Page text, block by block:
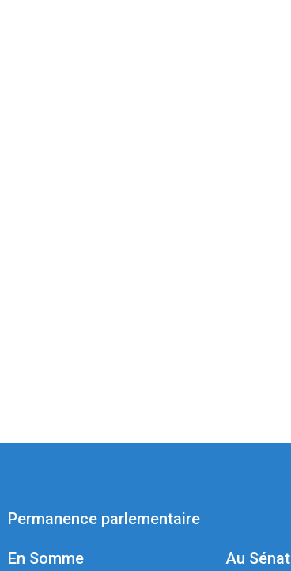
Permanence parlementaire
En Somme Au Sénat